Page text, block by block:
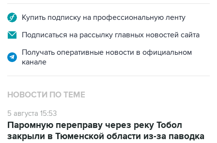
Купить подписку на профессиональную ленту
Подписаться на рассылку главных новостей сайта
Получать оперативные новости в официальном
канале
НОВОСТИ ПО ТЕМЕ
5 августа 15:53
Паромную переправу через реку Тобол
закрыли в Тюменской области из-за паводка